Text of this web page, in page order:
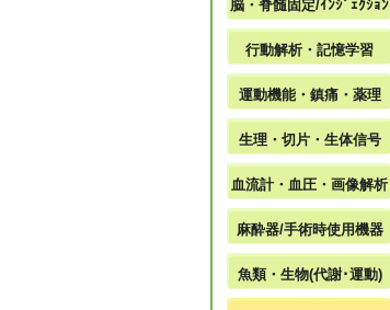
脳・脊髄固定/ｲﾝｼﾞｪｸｼｮﾝ
行動解析・記憶学習
運動機能・鎮痛・薬理
生理・切片・生体信号
血流計・血圧・画像解析
麻酔器/手術時使用機器
魚類・生物(代謝･運動)